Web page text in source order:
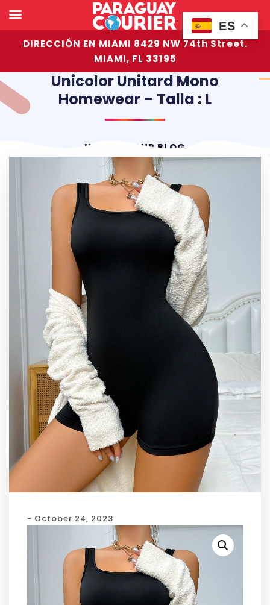
DIRECCIÓN EN MIAMI 8429 NW 74th Street.
MIAMI, FL 33195
Unicolor Unitard Mono
Homewear – Talla : L
HOME OUR BLOG
- October 24, 2023
ES